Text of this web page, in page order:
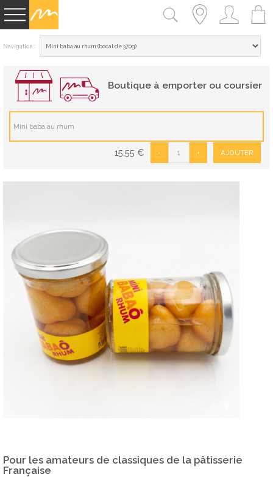
Navigation :
Boutique à emporter ou coursier
Mini baba au rhum
15,55 € - + AJOUTER
Pour les amateurs de classiques de la pâtisserie
Française